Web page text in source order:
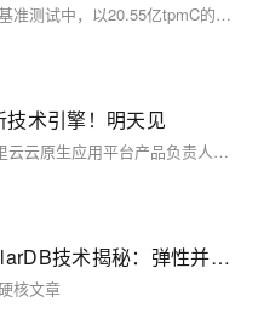
阿里云PolarDB云原生数据库在TPC-C基准测试中，以20.55亿tpmC的成绩打破性能与性价比世界纪录。此外，国产轻量版PolarDB已上线，提供更具性价比的选择。
术引擎！明天见
5月22日 14:00「飞天发布时刻」，阿里云云原生应用平台产品负责人李国强将重磅揭晓面向 AI 场景的云原生产品体系升级，通过弹性智能的全球一体化架构、开箱即用的云原生 AI 工程化能力，为中国企业出海提供全新技术引擎。
登顶TPC-C｜云原生数据库PolarDB技术揭秘：弹性并行查询（ePQ）篇
核文章